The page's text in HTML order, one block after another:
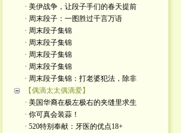
· 美伊战争，让段子手们的春天提前
· 周末段子：一图胜过千言万语
· 周末段子集锦
· 周末段子集锦
· 周末段子集锦
· 周末段子集锦
· 周末段子集锦：打老婆犯法，除非
【偶滴太太偶滴爱】
· 美国华裔在极左极右的夹缝里求生
· 你可真会装蒜！
· 520特别奉献：牙医的优点18+